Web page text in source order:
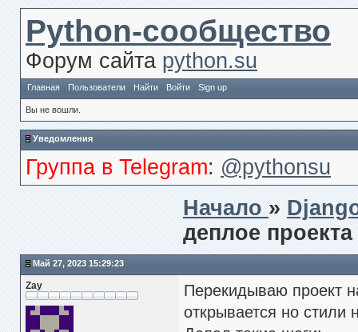
Python-сообщество
Форум сайта python.su
Главная Пользователи Найти Войти Sign up
Вы не вошли.
Уведомления
Группа в Telegram: @pythonsu
Начало»
деплое
Май 27, 2023 15:29:23
Zay
Перекидываю проект
открывается но стили